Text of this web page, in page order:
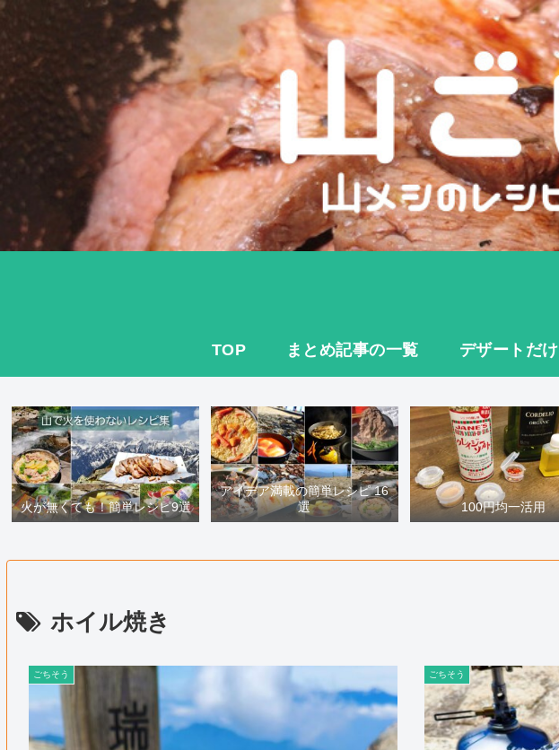
TOP まとめ記事の一覧 デザートだけ
火が無くても！簡単レシピ9選
アイデア満載の簡単レシピ 16
選
100円均一活用
ホイル焼き
ごちそう ごちそう